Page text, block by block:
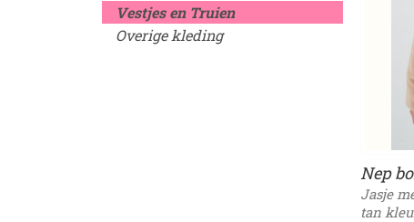
Vestjes en Truien
Overige kleding
Nep
Jasje
tan